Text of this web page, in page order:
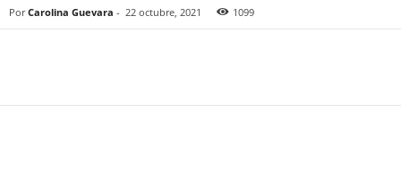
Por Carolina Guevara - 22 octubre, 2021 1099